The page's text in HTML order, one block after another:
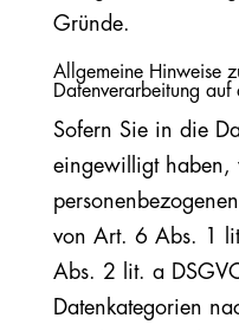
Gründe.
Allgemeine Hinweise
Datenverarbeitung auf
Sofern Sie in die
eingewilligt haben,
von Art. 6 Abs. 1
Abs. 2 lit. a
Datenkategorien